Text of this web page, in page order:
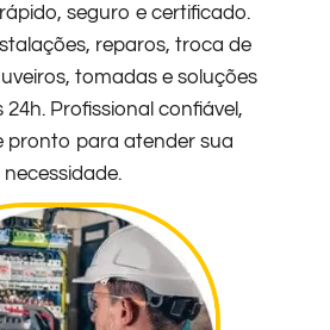
seguro e certificado.
reparos, troca de
tomadas e soluções
24h. Profissional confiável,
pronto para atender sua
necessidade.